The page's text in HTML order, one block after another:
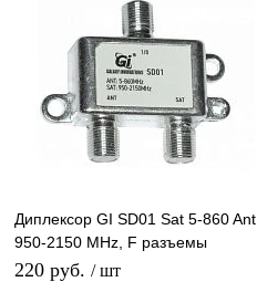
Диплексор GI SD01 Sat 5-860 Ant
950-2150 MHz, F разъемы
эфирный + спутниковый с
220 руб. / шт